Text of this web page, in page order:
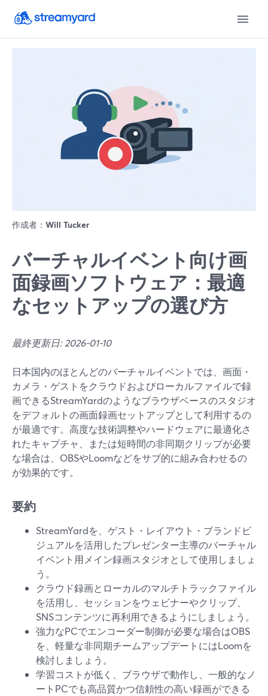
作成者： Will Tucker
バーチャルイベント向け画
面録画ソフトウェア：最適
なセットアップの選び方
最終更新日: 2026-01-10
日本国内のほとんどのバーチャルイベントでは、画面・
カメラ・ゲストをクラウドおよびローカルファイルで録
画できるStreamYardのようなブラウザベースのスタジオ
をデフォルトの画面録画セットアップとして利用するの
が最適です。高度な技術調整やハードウェアに最適化さ
れたキャプチャ、または短時間の非同期クリップが必要
な場合は、OBSやLoomなどをサブ的に組み合わせるの
が効果的です。
要約
StreamYardを、ゲスト・レイアウト・ブランドビ
ジュアルを活用したプレゼンター主導のバーチャル
イベント用メイン録画スタジオとして使用しましょ
う。
クラウド録画とローカルのマルチトラックファイル
を活用し、セッションをウェビナーやクリップ、
SNSコンテンツに再利用できるようにしましょう。
強力なPCでエンコーダー制御が必要な場合はOBS
を、軽量な非同期チームアップデートにはLoomを
検討しましょう。
学習コストが低く、ブラウザで動作し、一般的なノ
ートPCでも高品質かつ信頼性の高い録画ができる